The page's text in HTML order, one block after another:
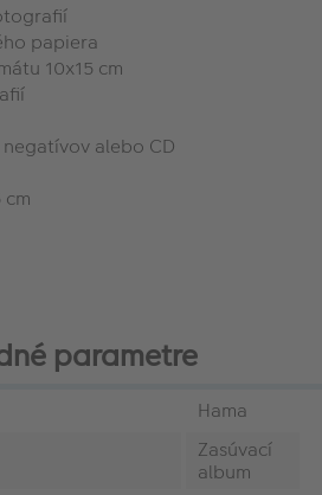
papiera
10x15 cm
alebo CD
parametre
Hama
Zasúvací
album